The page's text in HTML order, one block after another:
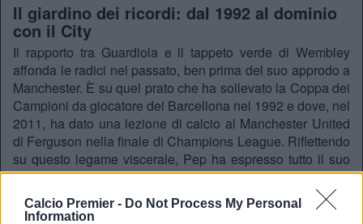
Calcio Premier - Do Not Process My Personal
Information
Il giardino dei ricordi: dal 1992 al dominio
con il City
Il rapporto tra Guardiola e il tappeto verde di Wembley
affonda le radici nel passato, ben prima del suo approdo a
Manchester. È su quel prato che ha sollevato la Coppa dei
Campioni da giocatore del Barcellona nel 1992 e dove, nel
2011, ha dato una lezione di calcio al Manchester United
di Ferguson nella finale di Champions League. Riflettendo
su questo legame viscerale, Pep ha espresso tutto il suo
entusiasmo per l’imminente sfida:
“È fantastico tornarci per una finale di FA Cup alle